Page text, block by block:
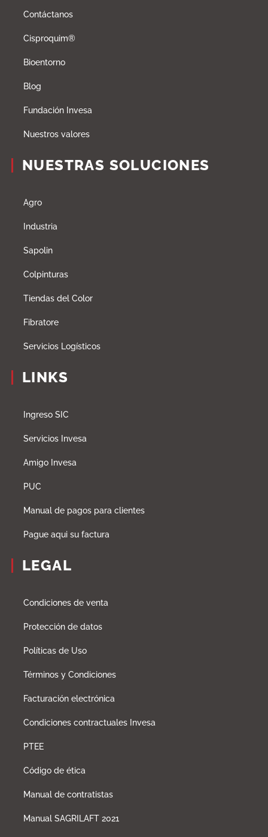
Contáctanos
Cisproquim®
Bioentorno
Blog
Fundación Invesa
Nuestros valores
NUESTRAS SOLUCIONES
Agro
Industria
Sapolin
Colpinturas
Tiendas del Color
Fibratore
Servicios Logísticos
LINKS
Ingreso SIC
Servicios Invesa
Amigo Invesa
PUC
Manual de pagos para clientes
Pague aqui su factura
LEGAL
Condiciones de venta
Protección de datos
Políticas de Uso
Términos y Condiciones
Facturación electrónica
Condiciones contractuales Invesa
PTEE
Código de ética
Manual de contratistas
Manual SAGRILAFT 2021